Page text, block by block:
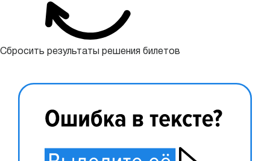
Сбросить результаты решения билетов